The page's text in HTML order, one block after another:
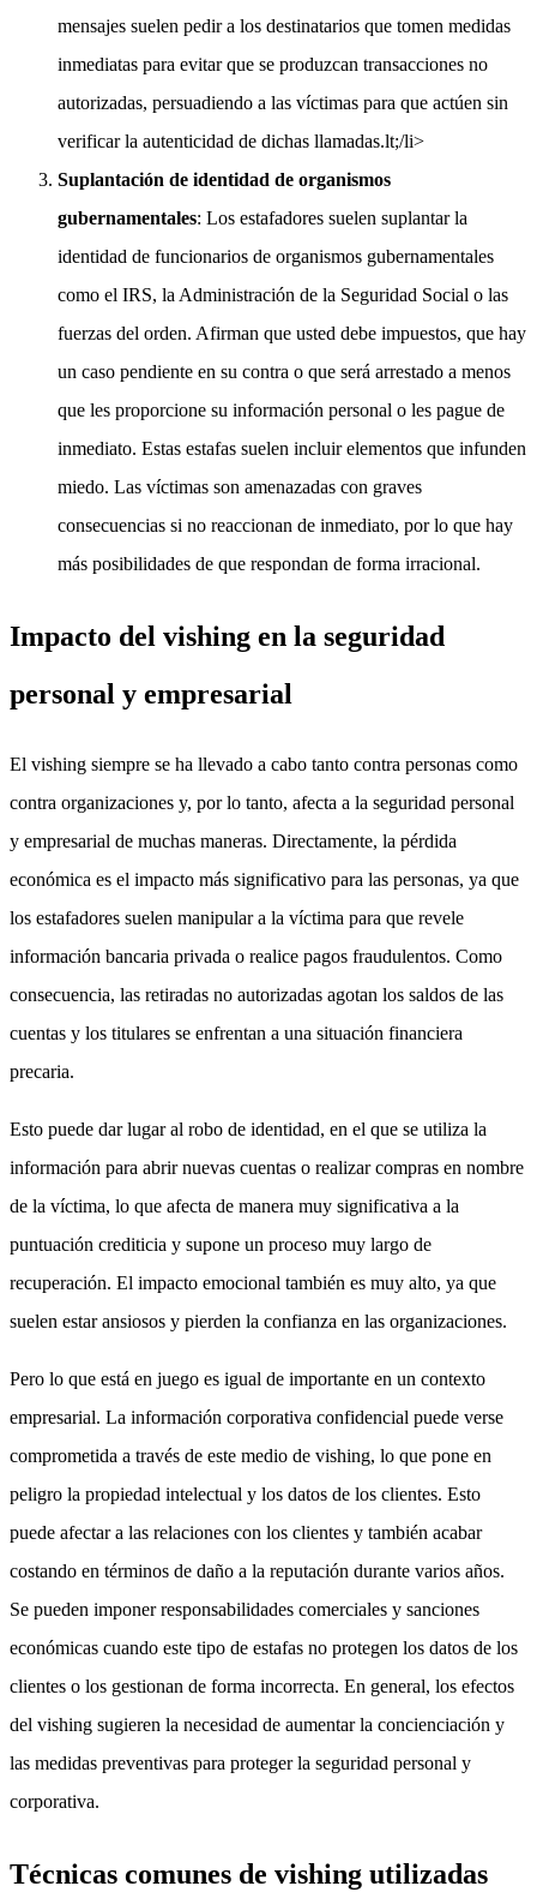
mensajes suelen pedir a los destinatarios que tomen medidas
inmediatas para evitar que se produzcan transacciones no
autorizadas, persuadiendo a las víctimas para que actúen sin
verificar la autenticidad de dichas llamadas.lt;/li>
Suplantación de identidad de organismos
gubernamentales: Los estafadores suelen suplantar la
identidad de funcionarios de organismos gubernamentales
como el IRS, la Administración de la Seguridad Social o las
fuerzas del orden. Afirman que usted debe impuestos, que hay
un caso pendiente en su contra o que será arrestado a menos
que les proporcione su información personal o les pague de
inmediato. Estas estafas suelen incluir elementos que infunden
miedo. Las víctimas son amenazadas con graves
consecuencias si no reaccionan de inmediato, por lo que hay
más posibilidades de que respondan de forma irracional.
Impacto del vishing en la seguridad
personal y empresarial
El vishing siempre se ha llevado a cabo tanto contra personas como
contra organizaciones y, por lo tanto, afecta a la seguridad personal
y empresarial de muchas maneras. Directamente, la pérdida
económica es el impacto más significativo para las personas, ya que
los estafadores suelen manipular a la víctima para que revele
información bancaria privada o realice pagos fraudulentos. Como
consecuencia, las retiradas no autorizadas agotan los saldos de las
cuentas y los titulares se enfrentan a una situación financiera
precaria.
Esto puede dar lugar al robo de identidad, en el que se utiliza la
información para abrir nuevas cuentas o realizar compras en nombre
de la víctima, lo que afecta de manera muy significativa a la
puntuación crediticia y supone un proceso muy largo de
recuperación. El impacto emocional también es muy alto, ya que
suelen estar ansiosos y pierden la confianza en las organizaciones.
Pero lo que está en juego es igual de importante en un contexto
empresarial. La información corporativa confidencial puede verse
comprometida a través de este medio de vishing, lo que pone en
peligro la propiedad intelectual y los datos de los clientes. Esto
puede afectar a las relaciones con los clientes y también acabar
costando en términos de daño a la reputación durante varios años.
Se pueden imponer responsabilidades comerciales y sanciones
económicas cuando este tipo de estafas no protegen los datos de los
clientes o los gestionan de forma incorrecta. En general, los efectos
del vishing sugieren la necesidad de aumentar la concienciación y
las medidas preventivas para proteger la seguridad personal y
corporativa.
Técnicas comunes de vishing utilizadas